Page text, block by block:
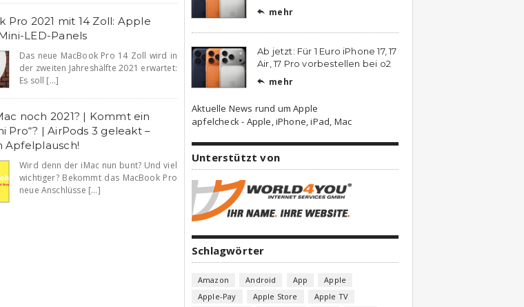
Pro 2021 mit 14 Zoll: Apple
LED-Panels
Das neue MacBook Pro 14 Zoll wird in
der zweiten Jahreshälfte 2021 erwartet:
Es soll [...]
noch 2021? | Kommt ein
Pro“? | AirPods 3 geleakt –
Apfelplausch!
Wird denn der iMac nun bunt? Und viel
wichtiger? Bekommt das MacBook Pro
neue Anschlüsse [...]
 mehr
Ab jetzt: Für 1 Euro iPhone 17, 17
Air, 17 Pro vorbestellen bei o2
 mehr
Aktuelle News rund um Apple
apfelcheck - Apple, iPhone, iPad, Mac
Unterstützt von
Schlagwörter
Amazon Android App
Apple
Apple-Pay
Apple Store
Apple TV